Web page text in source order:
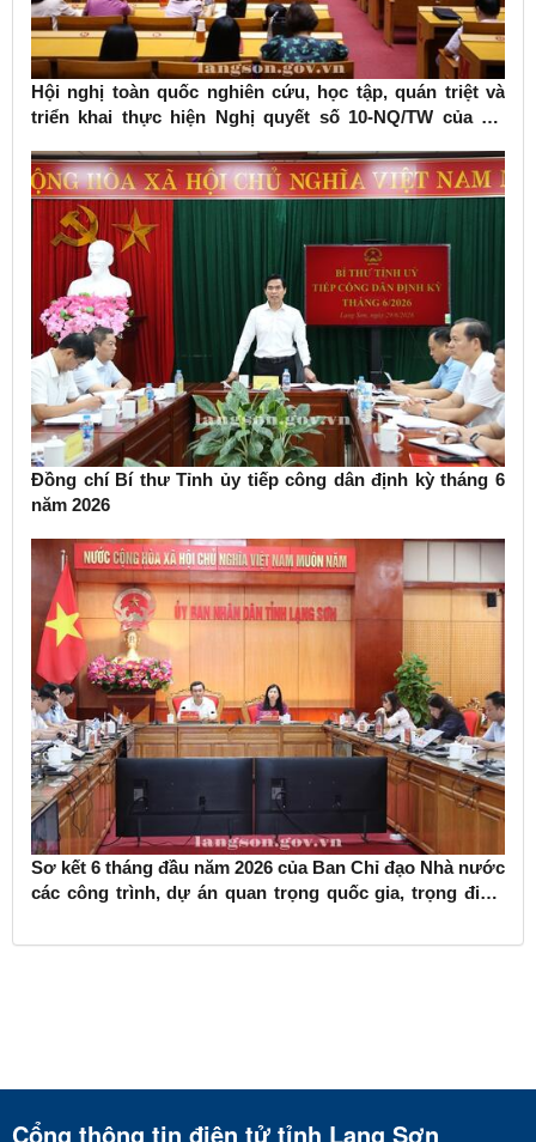
Hội nghị toàn quốc nghiên cứu, học tập, quán triệt và
triển khai thực hiện Nghị quyết số 10-NQ/TW của Bộ
Đồng chí Bí thư Tỉnh ủy tiếp công dân định kỳ tháng 6
năm 2026
Sơ kết 6 tháng đầu năm 2026 của Ban Chỉ đạo Nhà nước
các công trình, dự án quan trọng quốc gia, trọng điểm
Cổng thông tin điện tử tỉnh Lạng Sơn